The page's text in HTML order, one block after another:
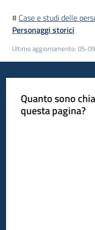
Giuseppe
Guglielmi
Seguici
# Case e studi delle
Personaggi storici
Ultimo aggiornamento: 05-
Quanto sono
questa pagina?